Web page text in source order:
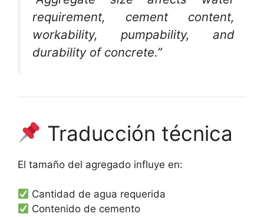
requirement, cement content,
workability, pumpability, and
durability of concrete.”
Traducción técnica
El tamaño del agregado influye en:
Cantidad de agua requerida
Contenido de cemento